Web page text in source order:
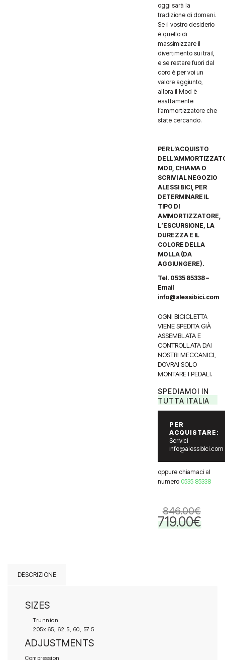
oggi sarà la
tradizione di domani.
Se il vostro desiderio
è quello di
massimizzare il
divertimento sui trail,
e se restare fuori dal
coro è per voi un
valore aggiunto,
allora il Mod è
esattamente
l’ammortizzatore che
state cercando.
PER L’ACQUISTO
MOD, CHIAMA O
SCRIVI AL NEGOZIO
ALESSI BICI, PER
DETERMINARE IL
TIPO DI
AMMORTIZZATORE,
L’ESCURSIONE, LA
DUREZZA E IL
COLORE DELLA
MOLLA (DA
AGGIUNGERE).
Tel. 0535 85338 –
Email
info@alessibici.com
OGNI BICICLETTA
VIENE SPEDITA GIÀ
ASSEMBLATA E
CONTROLLATA DAI
NOSTRI MECCANICI,
DOVRAI SOLO
MONTARE I PEDALI.
SPEDIAMOI IN
TUTTA ITALIA
PER
ACQUISTARE:
Scrivici
info@alessibici.com
oppure chiamaci al
numero 0535 85338
846.00€
Il
prezzo
719.00€Il
prezzo
DESCRIZIONE
SIZES
Trunnion
205x 65, 62.5, 60, 57.5
ADJUSTMENTS
Compression